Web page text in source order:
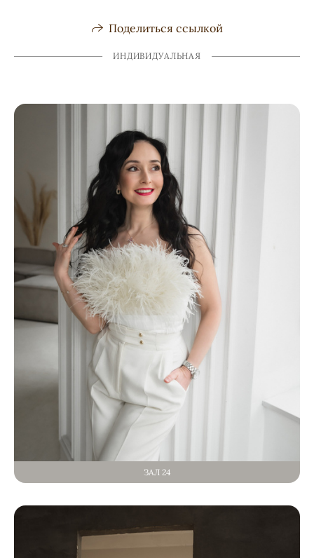
Поделиться ссылкой
ИНДИВИДУАЛЬНАЯ
ЗАЛ 24